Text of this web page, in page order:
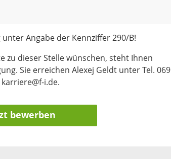
Angabe der Kennziffer 290/B!
zu dieser Stelle wünschen, steht Ihnen
Sie erreichen Alexej Geldt unter Tel. 069
i.de.
bewerben